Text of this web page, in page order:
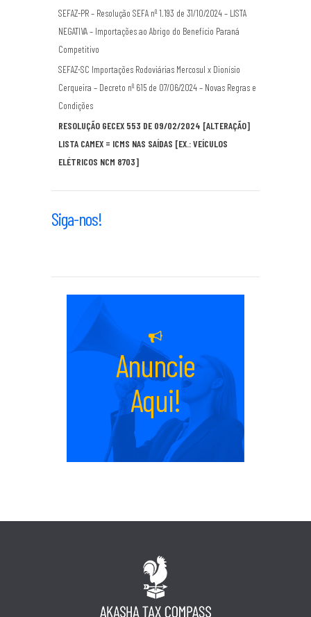
SEFAZ-PR – Resolução SEFA nº 1.193 de 31/10/2024 – LISTA
NEGATIVA – Importações ao Abrigo do Benefício Paraná
Competitivo
SEFAZ-SC Importações Rodoviárias Mercosul x Dionísio
Cerqueira – Decreto nº 615 de 07/06/2024 – Novas Regras e
Condições
RESOLUÇÃO GECEX 553 DE 09/02/2024 [ALTERAÇÃO]
LISTA CAMEX = ICMS NAS SAÍDAS [EX.: VEÍCULOS
ELÉTRICOS NCM 8703]
Siga-nos!
Anuncie
Aqui!